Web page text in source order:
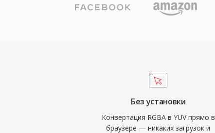
Без установки
Конвертация RGBA в YUV прямо в
браузере — никаких загрузок и